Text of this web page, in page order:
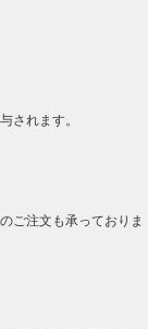
されます。
ご注文も承っておりま